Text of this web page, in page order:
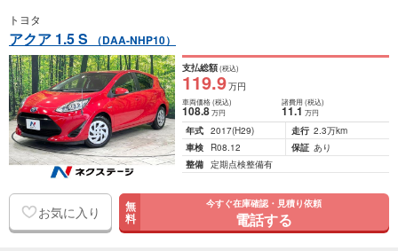
トヨタ
アクア 1.5 S （DAA-NHP10）
支払総額(税込)
119.9万円
車両価格(税込)
108.8万円
諸費用 (税込)
11.1 万円
年式 2017(H29) 走行 2.3万km
車検
R08.12 保証 あり
整備 定期点検整備有
お気に入り 無
料
今すぐ在庫確認・見積り依頼
電話する